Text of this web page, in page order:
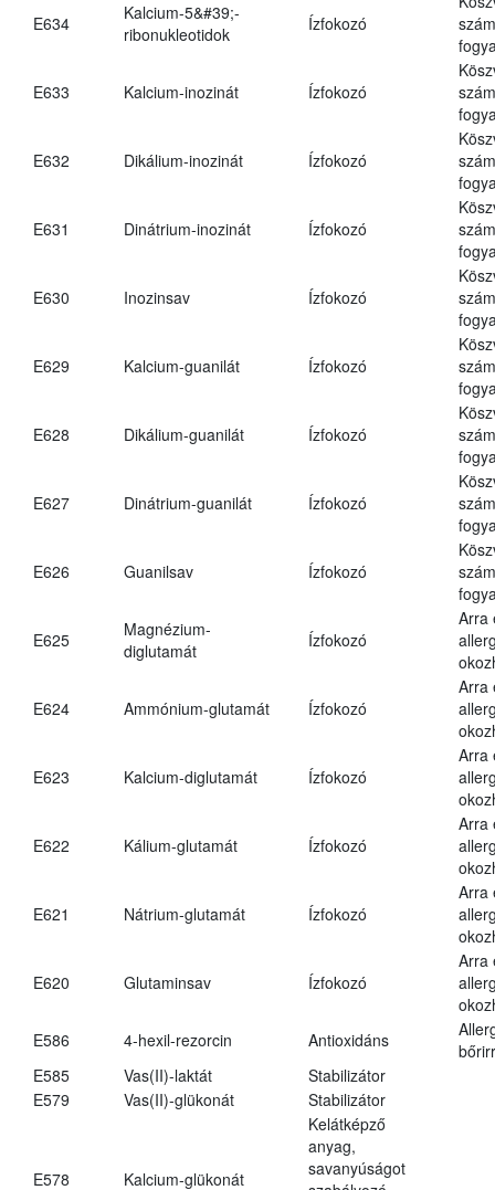
E634
Kalcium-5&#39;-
ribonukleotidok
Ízfokozó
E633 Kalcium-inozinát Ízfokozó
E632 Dikálium-inozinát Ízfokozó
E631 Dinátrium-inozinát Ízfokozó
E630 Inozinsav Ízfokozó
E629 Kalcium-guanilát Ízfokozó
E628 Dikálium-guanilát Ízfokozó
E627 Dinátrium-guanilát Ízfokozó
E626 Guanilsav Ízfokozó
E625
Magnézium-
diglutamát
Ízfokozó
Arra
E624 Ammónium-glutamát Ízfokozó
Arra
E623 Kalcium-diglutamát Ízfokozó
Arra
E622 Kálium-glutamát Ízfokozó
Arra
E621 Nátrium-glutamát Ízfokozó
Arra
E620 Glutaminsav Ízfokozó
Arra
E586
4-hexil-rezorcin Antioxidáns
E585
Vas(II)-laktát
Stabilizátor
E579
Vas(II)-glükonát Stabilizátor
E578 Kalcium-glükonát
Kelátképző
anyag,
savanyúságot